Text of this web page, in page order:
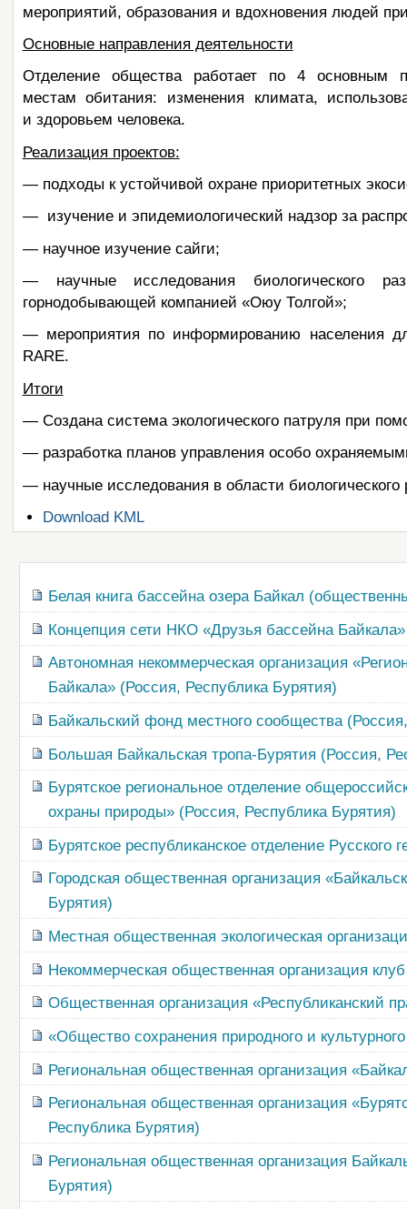
мероприятий, образования и вдохновения людей
Основные направления деятельности
Отделение общества работает по 4 основным
местам обитания: изменения климата,
и здоровьем человека.
Реализация проектов:
— подходы к устойчивой охране приоритетных
— изучение и эпидемиологический надзор за
— научное изучение сайги;
— научные исследования биологического
горнодобывающей компанией «Оюу Толгой»;
— мероприятия по информированию населения
RARE.
Итоги
— Создана система экологического патруля при
— разработка планов управления особо
— научные исследования в области биологического
Операции
с
Download KML
Белая книга бассейна озера Байкал
Концепция сети НКО «Друзья бассейна Байкала»
Автономная некоммерческая организация
Байкала» (Россия, Республика Бурятия)
Байкальский фонд местного сообщества
Большая Байкальская тропа-Бурятия (Россия,
Бурятское региональное отделение
охраны природы» (Россия, Республика Бурятия)
Бурятское республиканское отделение
Городская общественная организация
Бурятия)
Местная общественная экологическая
Некоммерческая общественная организация
Общественная организация «Республиканский
«Общество сохранения природного и
Региональная общественная организация
Региональная общественная организация
Республика Бурятия)
Региональная общественная организация
Бурятия)